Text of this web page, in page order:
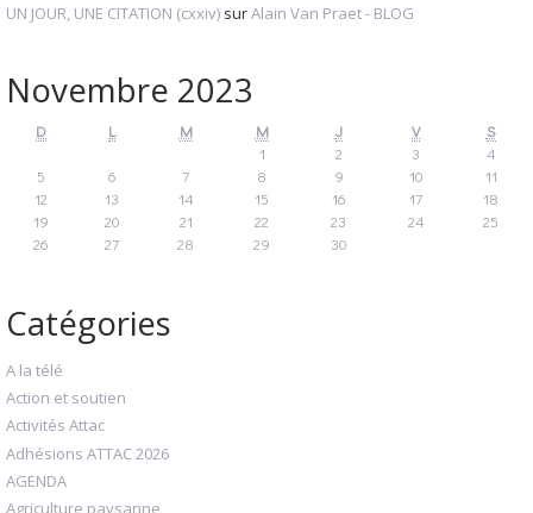
UN JOUR, UNE CITATION (cxxiv) surAlain Van Praet - BLOG
Novembre 2023
D L M M J V
S
1
2 3
4
5
6 7 8 9 10
11
12
13 14 15 16 17
18
19
20 21 22 23 24
25
26
27 28 29 30
Catégories
A la télé
Action et soutien
Activités Attac
Adhésions ATTAC 2026
AGENDA
Agriculture paysanne